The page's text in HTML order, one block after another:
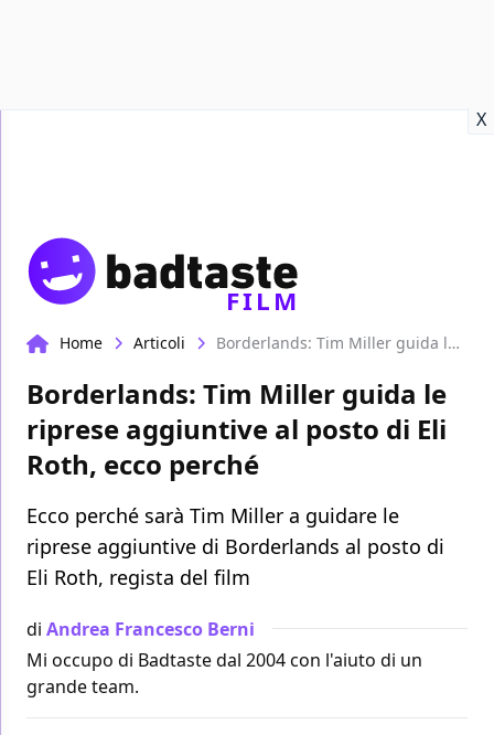
X
FILM
Home Articoli Borderlands: Tim Miller guida le riprese aggiuntive al posto di Eli Roth, ecco perché
Borderlands: Tim Miller guida le
riprese aggiuntive al posto di Eli
Roth, ecco perché
Ecco perché sarà Tim Miller a guidare le
riprese aggiuntive di Borderlands al posto di
Eli Roth, regista del film
di Andrea Francesco Berni
Mi occupo di Badtaste dal 2004 con l'aiuto di un
grande team.